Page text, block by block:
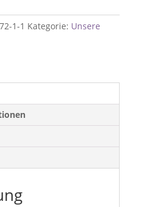
1-1 Kategorie: Unsere